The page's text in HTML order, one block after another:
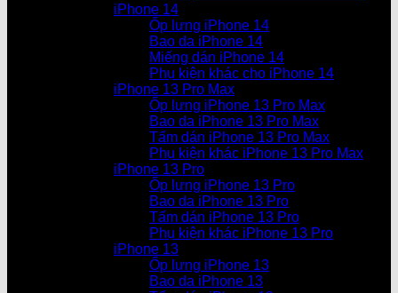
iPhone 14
Ốp lưng iPhone 14
Bao da iPhone 14
Miếng dán iPhone 14
Phụ kiện khác cho iPhone 14
iPhone 13 Pro Max
Ốp lưng iPhone 13 Pro Max
Bao da iPhone 13 Pro Max
Tấm dán iPhone 13 Pro Max
Phụ kiện khác iPhone 13 Pro Max
iPhone 13 Pro
Ốp lưng iPhone 13 Pro
Bao da iPhone 13 Pro
Tấm dán iPhone 13 Pro
Phụ kiện khác iPhone 13 Pro
iPhone 13
Ốp lưng iPhone 13
Bao da iPhone 13